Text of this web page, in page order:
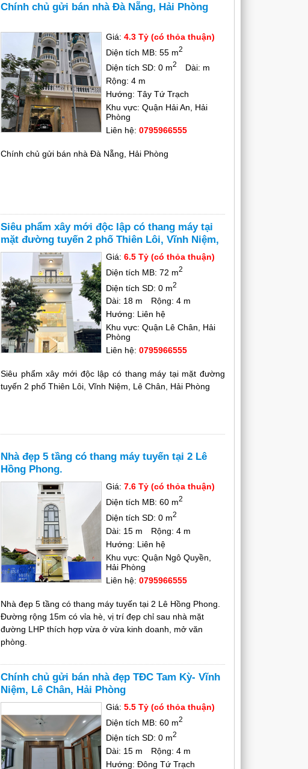
Chính chủ gửi bán nhà Đà Nẵng, Hải Phòng
Giá:4.3 Tỷ (có thỏa thuận)
Diện tích MB: 55 m2
Diện tích SD: 0 m2
Dài: m
Rộng: 4 m
Hướng: Tây Tứ Trạch
Khu vực: Quận Hải An, Hải
Phòng
Liên hệ:0795966555
Chính chủ gửi bán nhà Đà Nẵng, Hải Phòng
Siêu phẩm xây mới độc lập có thang máy tại
mặt đường tuyến 2 phố Thiên Lôi, Vĩnh Niệm,
Lê Chân, Hải Phòng
Giá:6.5 Tỷ (có thỏa thuận)
Diện tích MB: 72 m2
Diện tích SD: 0 m2
Dài: 18 m
Rộng: 4 m
Hướng: Liên hệ
Khu vực: Quận Lê Chân, Hải
Phòng
Liên hệ:0795966555
Siêu phẩm xây mới độc lập có thang máy tại mặt đường
tuyến 2 phố Thiên Lôi, Vĩnh Niệm, Lê Chân, Hải Phòng
Nhà đẹp 5 tầng có thang máy tuyến tại 2 Lê
Hồng Phong.
Giá:7.6 Tỷ (có thỏa thuận)
Diện tích MB: 60 m2
Diện tích SD: 0 m2
Dài: 15 m
Rộng: 4 m
Hướng: Liên hệ
Khu vực: Quận Ngô Quyền,
Hải Phòng
Liên hệ:0795966555
Nhà đẹp 5 tầng có thang máy tuyến tại 2 Lê Hồng Phong.
Đường rộng 15m có vỉa hè, vị trí đẹp chỉ sau nhà mặt
đường LHP thích hợp vừa ở vừa kinh doanh, mở văn
phòng.
Chính chủ gửi bán nhà đẹp TĐC Tam Kỳ- Vĩnh
Niệm, Lê Chân, Hải Phòng
Giá:5.5 Tỷ (có thỏa thuận)
Diện tích MB: 60 m2
Diện tích SD: 0 m2
Dài: 15 m
Rộng: 4 m
Hướng: Đông Tứ Trạch